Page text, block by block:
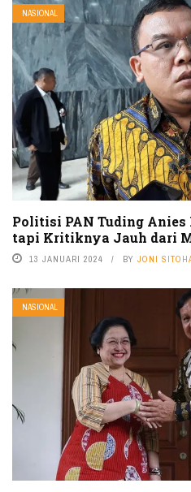
NASIONAL
Politisi PAN Tuding
tapi Kritiknya Jauh dari
13 JANUARI 2024 BY JONI
NASIONAL